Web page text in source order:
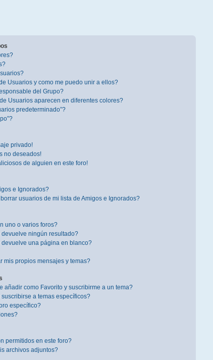
Usuarios y como me puedo unir a ellos?
del Grupo?
Usuarios aparecen en diferentes colores?
predeterminado”?
privado!
no deseados!
de alguien en este foro!
e Ignorados?
usuarios de mi lista de Amigos e Ignorados?
uno o varios foros?
ningún resultado?
una página en blanco?
mis propios mensajes y temas?
añadir como Favorito y suscribirme a un tema?
a temas específicos?
específico?
permitidos en este foro?
archivos adjuntos?